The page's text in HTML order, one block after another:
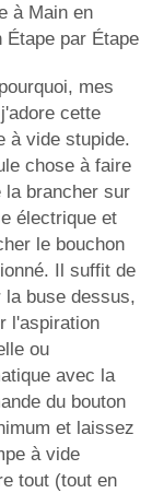
à Main en
Étape par Étape
mes
cette
à vide stupide.
chose à faire
la brancher sur
électrique et
le bouchon
Il suffit de
la buse dessus,
l'aspiration
ou
avec la
du bouton
et laissez
à vide
tout (tout en